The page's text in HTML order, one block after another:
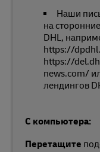
Наши
на
DHL,
https://
https://
news.com/
лендингов
С компьютера:
Перетащите